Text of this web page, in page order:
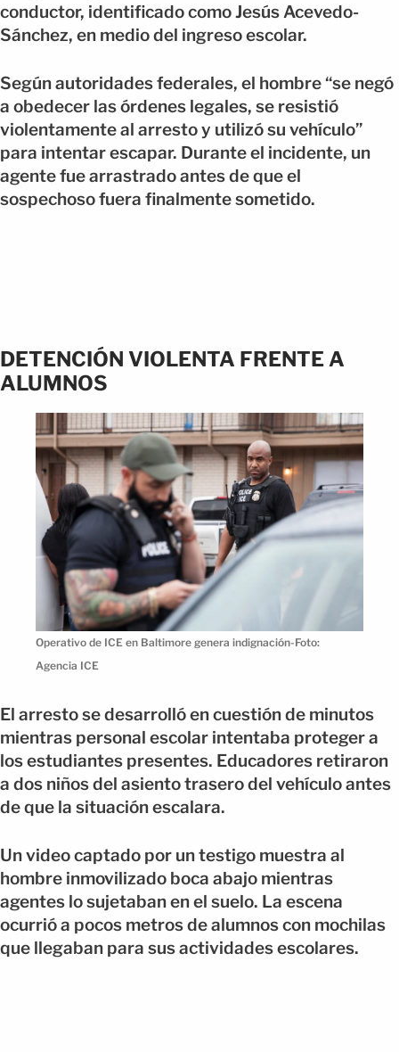
conductor, identificado como Jesús Acevedo-
Sánchez, en medio del ingreso escolar.
Según autoridades federales, el hombre “se negó
a obedecer las órdenes legales, se resistió
violentamente al arresto y utilizó su vehículo”
para intentar escapar. Durante el incidente, un
agente fue arrastrado antes de que el
sospechoso fuera finalmente sometido.
DETENCIÓN VIOLENTA FRENTE A
ALUMNOS
Operativo de ICE en Baltimore genera indignación-Foto:
Agencia ICE
El arresto se desarrolló en cuestión de minutos
mientras personal escolar intentaba proteger a
los estudiantes presentes. Educadores retiraron
a dos niños del asiento trasero del vehículo antes
de que la situación escalara.
Un video captado por un testigo muestra al
hombre inmovilizado boca abajo mientras
agentes lo sujetaban en el suelo. La escena
ocurrió a pocos metros de alumnos con mochilas
que llegaban para sus actividades escolares.